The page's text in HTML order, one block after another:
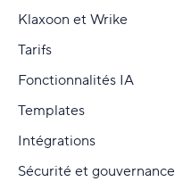
Klaxoon et Wrike
Tarifs
Fonctionnalités IA
Templates
Intégrations
Sécurité et gouvernance